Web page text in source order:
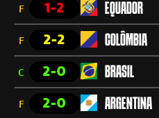
F 1-2 EQUADOR
F 2-2 COLÔMBIA
C 2-0 BRASIL
F 2-0 ARGENTINA